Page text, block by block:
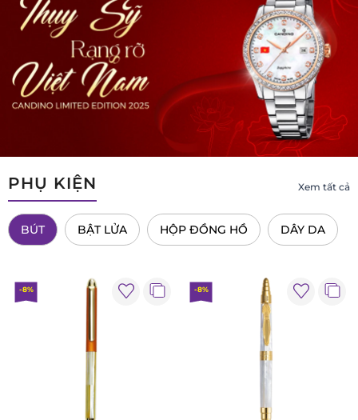
PHỤ KIỆN Xem tất cả
BÚT BẬT LỬA HỘP ĐỒNG HỒ DÂY DA
-8% -8%